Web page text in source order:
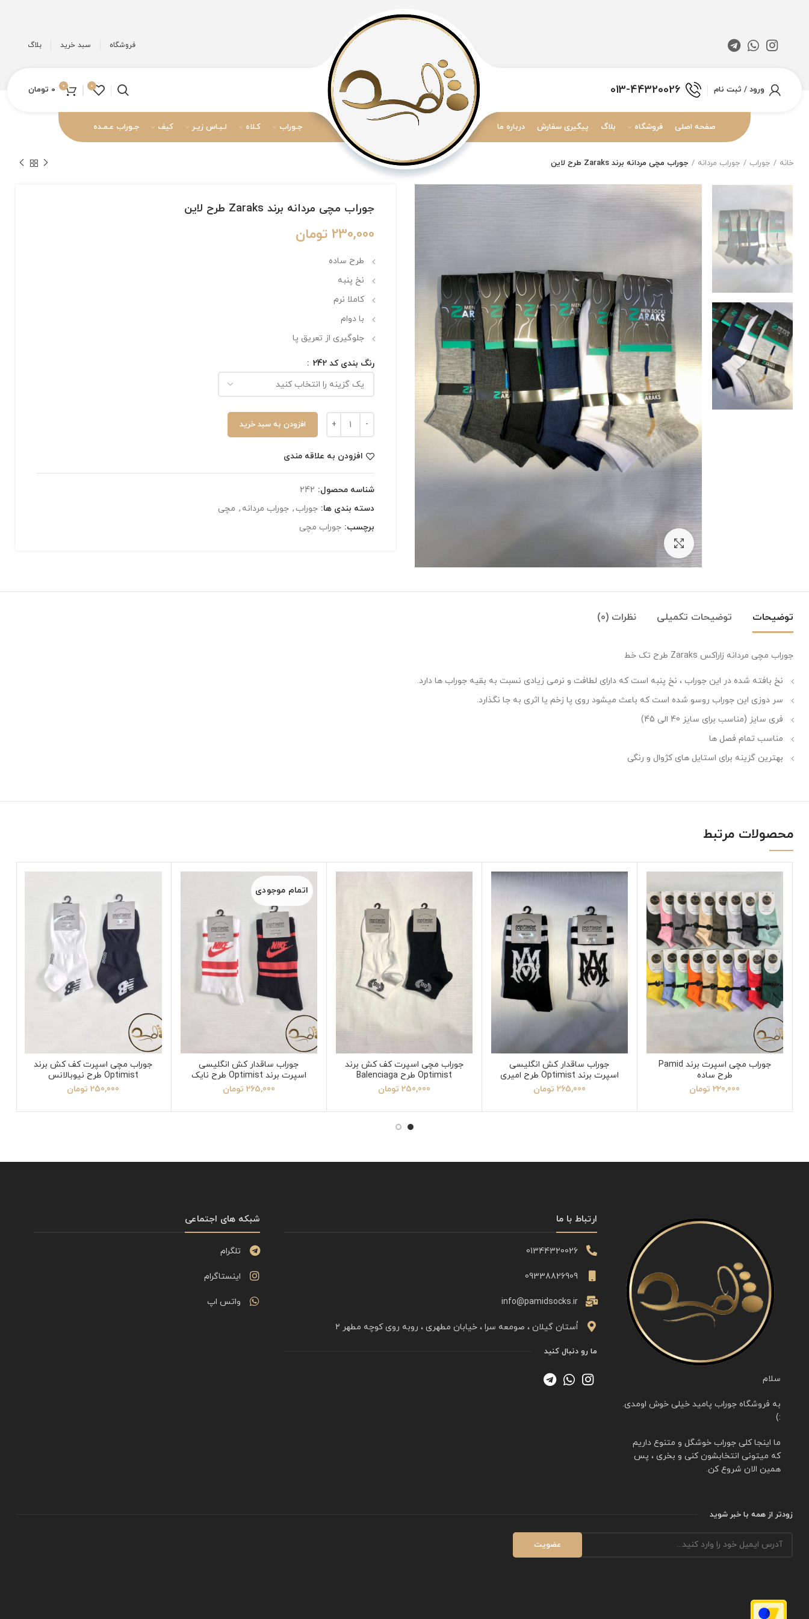
فروشگاه سبد خرید بلاگ
ورود / ثبت نام 013-44320026
0
0
0 تومان
صفحه اصلی فروشگاه بلاگ پیگیری سفارش درباره ما جـوراب کـلاه لـبـاس زیـر کیف جـوراب عـمـده
خانه جوراب جوراب مردانه جوراب مچی مردانه برند Zaraks طرح لاین
جوراب مچی مردانه برند Zaraks طرح لاین
230,000 تومان
طرح ساده
نخ پنبه
کاملا نرم
با دوام
جلوگیری از تعریق پا
رنگ بندی کد 242
افزودن به سبد خرید
افزودن به علاقه مندی
شناسه محصول: 242
دسته بندی ها: جوراب , جوراب مردانه , مچی
برچسب: جوراب مچی
توضیحات توضیحات تکمیلی نظرات (0)
جوراب مچی مردانه زاراکس Zaraks طرح تک خط
نخ بافته شده در این جوراب ، نخ پنبه است که دارای لطافت و نرمی زیادی نسبت به بقیه جوراب ها دارد.
سر دوزی این جوراب روسو شده است که باعث میشود روی پا زخم یا اثری به جا نگذارد.
فری سایز (مناسب برای سایز 40 الی 45)
مناسب تمام فصل ها
بهترین گزینه برای استایل های کژوال و رنگی
محصولات مرتبط
جوراب مچی اسپرت برند Pamid
طرح ساده
220,000 تومان
جوراب ساقدار کش انگلیسی
اسپرت برند Optimist طرح امیری
265,000 تومان
جوراب مچی اسپرت کف کش برند
Optimist طرح Balenciaga
250,000 تومان
اتمام موجودی
جوراب ساقدار کش انگلیسی
اسپرت برند Optimist طرح نایک
265,000 تومان
جوراب مچی اسپرت کف کش برند
Optimist طرح نیوبالانس
250,000 تومان
سلام
به فروشگاه جوراب پامید خیلی خوش اومدی.
:)
ما اینجا کلی جوراب خوشگل و متنوع داریم
که میتونی انتخابشون کنی و بخری ، پس
همین الان شروع کن.
ارتباط با ما
01344320026
09338826909
info@pamidsocks.ir
اُستان گیلان ، صومعه سرا ، خیابان مطهری ، روبه روی کوچه مطهر ۲
ما رو دنبال کنید
شبکه های اجتماعی
تلگرام
اینستاگرام
واتس اپ
زودتر از همه با خبر شوید